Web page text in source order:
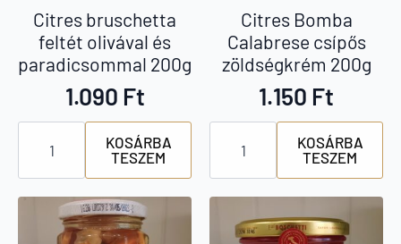
Citres bruschetta
feltét olivával és
paradicsommal 200g
1.090 Ft
Citres
bruschetta
olivával
paradicsommal
mennyiség
KOSÁRBA
TESZEM
Citres Bomba
Calabrese csípős
zöldségkrém 200g
1.150 Ft
Citres
Bomba
Calabrese
csípős
200g
mennyiség
KOSÁRBA
TESZEM